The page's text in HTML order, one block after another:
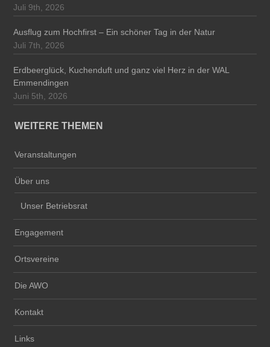
Juli 9th, 2026
Ausflug zum Hochfirst – Ein schöner Tag in der Natur
Juli 7th, 2026
Erdbeerglück, Kuchenduft und ganz viel Herz in der WAL
Emmendingen
Juni 5th, 2026
WEITERE THEMEN
Veranstaltungen
Über uns
Unser Betriebsrat
Engagement
Ortsvereine
Die AWO
Kontakt
Links